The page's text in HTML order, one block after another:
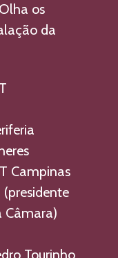
os
da
Campinas
Câmara)